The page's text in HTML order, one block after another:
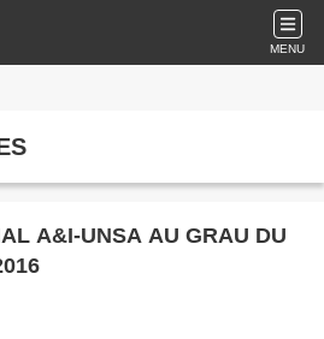
MENU
A&I-UNSA AU GRAU DU